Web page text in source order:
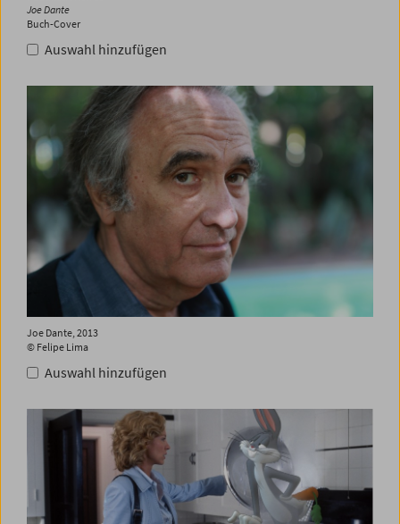
Joe Dante
Buch-Cover
Auswahl hinzufügen
Joe Dante, 2013
© Felipe Lima
Auswahl hinzufügen